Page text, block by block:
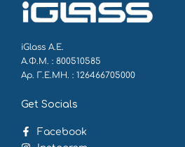
iGlass Α.Ε.
Α.Φ.Μ. : 800510585
Αρ. Γ.Ε.ΜΗ. : 126466705000
Get Socials
Facebook